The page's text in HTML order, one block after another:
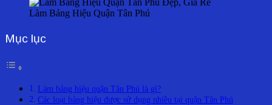
Làm Bảng Hiệu Quận Tân Phú
Mục lục
Làm bảng hiệu quận Tân Phú là gì?
Các loại bảng hiệu được sử dụng nhiều tại quận Tân Phú